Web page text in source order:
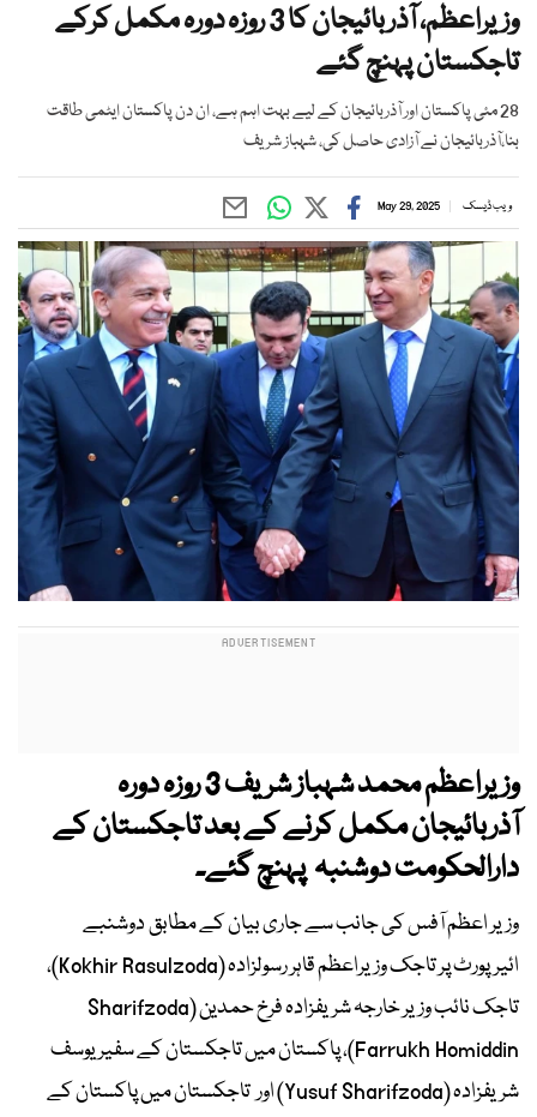
وزیراعظم، آذربائیجان کا 3 روزہ دورہ مکمل کرکے
تاجکستان پہنچ گئے
28 مئی پاکستان اور آذربائیجان کے لیے بہت اہم ہے، ان دن پاکستان ایٹمی طاقت
بنا،آذربائیجان نے آزادی حاصل کی، شہباز شریف
ویب ڈیسک May 29, 2025
وزیراعظم محمد شہباز شریف 3 روزہ دورہ
آذربائیجان مکمل کرنے کے بعد تاجکستان کے
دارالحکومت دوشنبہ پہنچ گئے۔
وزیر اعظم آفس کی جانب سے جاری بیان کے مطابق دوشنبے
ائیرپورٹ پر تاجک وزیراعظم قاہر رسولزادہ (Kokhir Rasulzoda)،
تاجک نائب وزیر خارجہ شریفزادہ فرخ حمدین (Sharifzoda
Farrukh Homiddin)، پاکستان میں تاجکستان کے سفیر یوسف
شریفزادہ (Yusuf Sharifzoda) اور تاجکستان میں پاکستان کے